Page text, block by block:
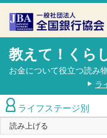
本文へスキップ
障がい者向け相談窓口
教えて！くら
お金について役立つ読み
ラ
ライフステージ別
読み上げる